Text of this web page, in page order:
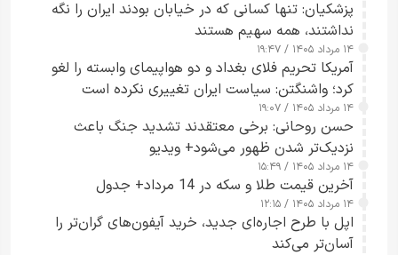
پزشکیان: تنها کسانی که در خیابان بودند ایران را نگه
نداشتند، همه سهیم هستند
۱۴ مرداد ۱۴۰۵ / ۱۹:۴۷
آمریکا تحریم فلای بغداد و دو هواپیمای وابسته را لغو
کرد؛ واشنگتن: سیاست ایران تغییری نکرده است
۱۴ مرداد ۱۴۰۵ / ۱۹:۰۷
حسن روحانی: برخی معتقدند تشدید جنگ باعث
نزدیک‌تر شدن ظهور می‌شود+ ویدیو
۱۴ مرداد ۱۴۰۵ / ۱۵:۴۹
آخرین قیمت طلا و سکه در 14 مرداد+ جدول
۱۴ مرداد ۱۴۰۵ / ۱۲:۱۵
اپل با طرح اجاره‌ای جدید، خرید آیفون‌های گران‌تر را
آسان‌تر می‌کند